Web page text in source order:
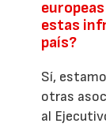
estas
país?
Sí,
otras
al